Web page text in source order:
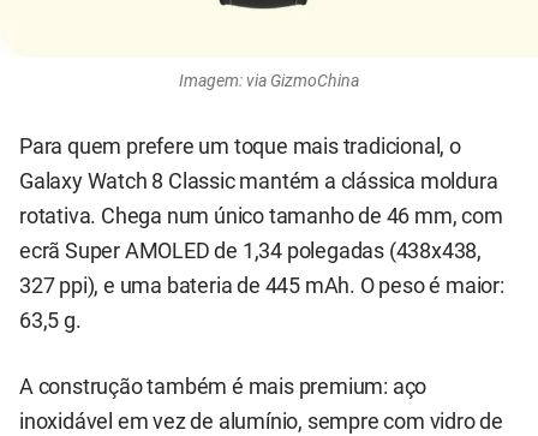
Imagem: via GizmoChina
Para quem prefere um toque mais tradicional, o
Galaxy Watch 8 Classic mantém a clássica moldura
rotativa. Chega num único tamanho de 46 mm, com
ecrã Super AMOLED de 1,34 polegadas (438x438,
327 ppi), e uma bateria de 445 mAh. O peso é maior:
63,5 g.
A construção também é mais premium: aço
inoxidável em vez de alumínio, sempre com vidro de